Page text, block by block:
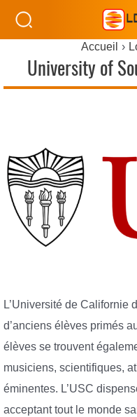
Accueil
University of
L’Université de Californie
d’anciens élèves primés
élèves se trouvent
musiciens, scientifiques,
éminentes. L’USC
acceptant tout le monde